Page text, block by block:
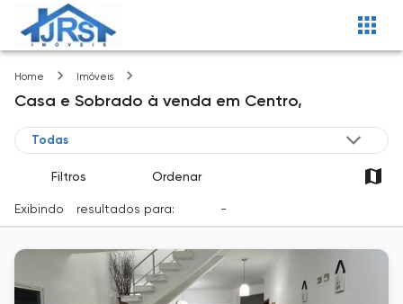
Home Imóveis
Casa e Sobrado à venda em Centro,
Filtros Ordenar
Exibindo resultados para: -